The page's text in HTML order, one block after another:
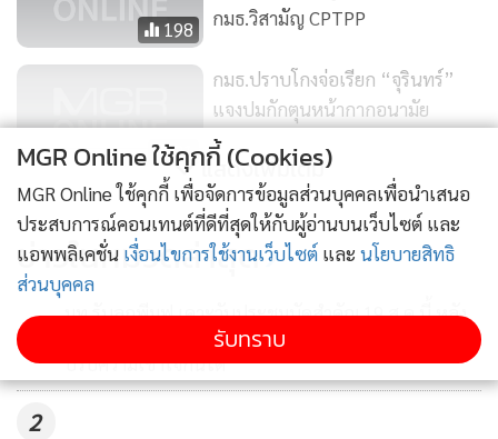
198
กมธ.วิสามัญ CPTPP
31
กมธ.ปราบโกงจ่อเรียก “จุรินทร์”
แจงปมกักตุนหน้ากากอนามัย
ม็อบออนไลน์! FTA Watchg ค้าน
CPTPP หวั่นกระทบความมั่นคง
อาหารและยา
แสดงเพิ่มเติม
ข่าวในหมวดล่าสุด
มท.รับลูกพีมูฟ เคาะวันประชุมนัดสำคัญ 19 ส.ค.นี้ หลัง
เหตุมวลชนปะทะ อส.บาดเจ็บเล็กน้อย รองปลัดฯ แจง
ปรับความเข้าใจกันได้
2
MGR Online ใช้คุกกี้ (Cookies)
MGR Online ใช้คุกกี้ เพื่อจัดการข้อมูลส่วนบุคคลเพื่อนำเสนอ
ประสบการณ์คอนเทนต์ที่ดีที่สุดให้กับผู้อ่านบนเว็บไซต์ และ
แอพพลิเคชั่น เงื่อนไขการใช้งานเว็บไซต์ และ นโยบายสิทธิ
ส่วนบุคคล
รับทราบ